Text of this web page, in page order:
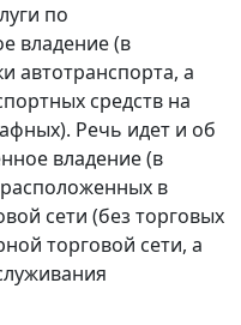
по
владение (в
автотранспорта, а
средств на
Речь идет и об
владение (в
в
сети (без торговых
торговой сети, а